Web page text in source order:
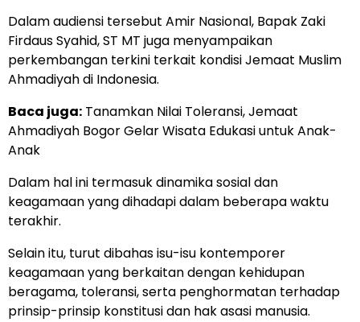
Dalam audiensi tersebut Amir Nasional, Bapak Zaki
Firdaus Syahid, ST MT juga menyampaikan
perkembangan terkini terkait kondisi Jemaat Muslim
Ahmadiyah di Indonesia.
Baca juga: Tanamkan Nilai Toleransi, Jemaat
Ahmadiyah Bogor Gelar Wisata Edukasi untuk Anak-
Anak
Dalam hal ini termasuk dinamika sosial dan
keagamaan yang dihadapi dalam beberapa waktu
terakhir.
Selain itu, turut dibahas isu-isu kontemporer
keagamaan yang berkaitan dengan kehidupan
beragama, toleransi, serta penghormatan terhadap
prinsip-prinsip konstitusi dan hak asasi manusia.